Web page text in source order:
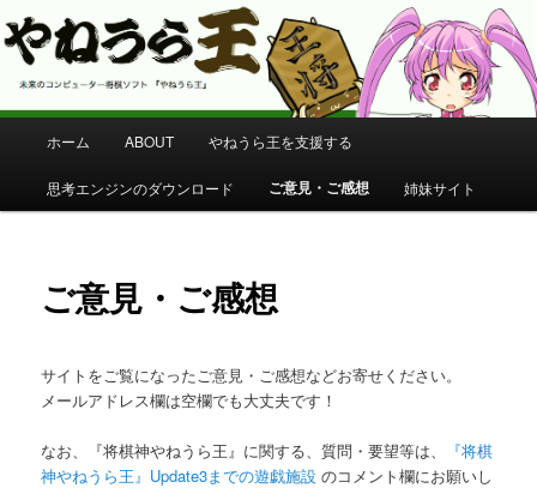
やねうら王 公式サイト
コンピューター将棋 やねうら王 公式サイト
メ
メ
イ
コ
テ
ン
ホーム ABOUT やねうら王を支援する
思考エンジンのダウンロード ご意見・ご感想 姉妹サイト
ご意見・ご感想
サイトをご覧になったご意見・ご感想などお寄せください。
メールアドレス欄は空欄でも大丈夫です！
なお、『将棋神やねうら王』に関する、質問・要望等は、
『将棋
神やねうら王』Update3までの遊戯施設 のコメント欄にお願いし